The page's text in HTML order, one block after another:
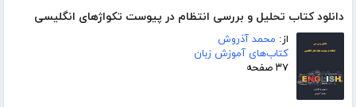
دانلود کتاب تحلیل و بررسی انتظام در پیوست تکواژهای انگلیسی
از: محمد آذروش
کتاب‌های آموزش زبان
۳۷ صفحه